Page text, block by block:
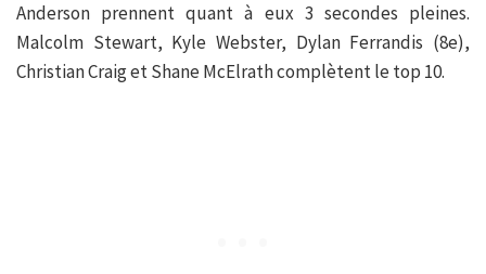
Anderson prennent quant à eux 3 secondes pleines.
Malcolm Stewart, Kyle Webster, Dylan Ferrandis (8e),
Christian Craig et Shane McElrath complètent le top 10.